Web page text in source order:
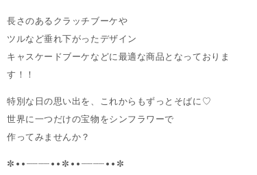
長さのあるクラッチブーケや
ツルなど垂れ下がったデザイン
キャスケードブーケなどに最適な商品となっておりま
す！！
特別な日の思い出を、これからもずっとそばに♡
世界に一つだけの宝物をシンフラワーで
作ってみませんか？
✼••┈┈┈┈••✼••┈┈┈┈••✼